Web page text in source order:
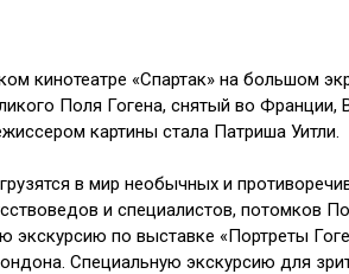
кинотеатре «Спартак» на большом
Поля Гогена, снятый во Франции,
картины стала Патриша Уитли.
в мир необычных и
и специалистов, потомков
экскурсию по выставке «Портреты
Специальную экскурсию для